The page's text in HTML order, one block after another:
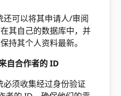
可以将其申请人/审阅
其自己的数据库中，并
持其个人资料最新。
自合作者的 ID
须收集经过身份验证